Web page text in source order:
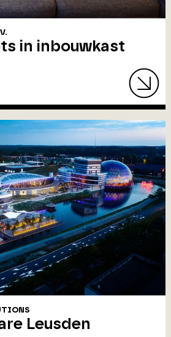
in inbouwkast
Leusden